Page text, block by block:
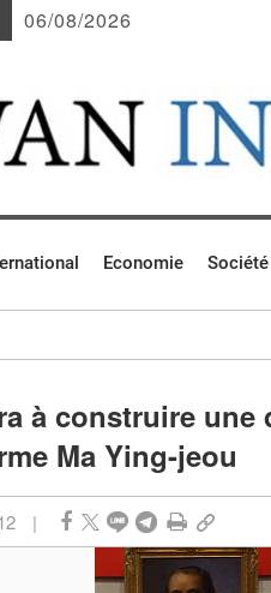
06/08/2026
Economie Société
à construire une
Ma Ying-jeou
|